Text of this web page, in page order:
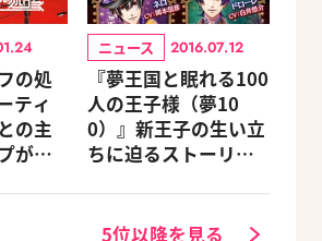
の処
ティ
の主
が決
ニュース 2016.07.12
『夢王国と眠れる100
人の王子様（夢10
0）』新王子の生い立
ちに迫るストーリー
5位以降を見る